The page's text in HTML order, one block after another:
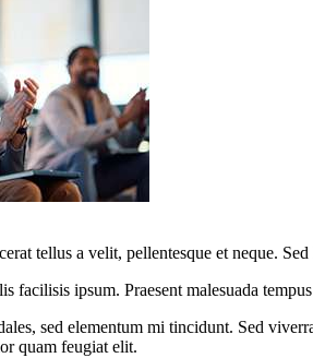
tellus a velit, pellentesque et neque.
facilisis ipsum. Praesent malesuada
sed elementum mi tincidunt. Sed
quam feugiat elit.